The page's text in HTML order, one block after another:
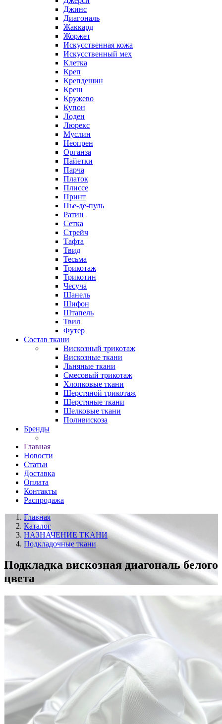
Джинс
Диагональ
Жаккард
Жоржет
Искусственная кожа
Искусственный мех
Клетка
Креп
Крепдешин
Креш
Кружево
Купон
Лоден
Люрекс
Муслин
Неопрен
Органза
Пайетки
Парча
Платок
Плиссе
Принт
Пье-де-пуль
Ратин
Сетка
Стрейч
Тафта
Твид
Тесьма
Трикотаж
Трикотин
Чесуча
Шанель
Шифон
Штапель
Твил
Футер
Состав ткани
Вискозный трикотаж
Вискозные ткани
Льняные ткани
Смесовый трикотаж
Хлопковые ткани
Шерстяной трикотаж
Шерстяные ткани
Шелковые ткани
Поливискоза
Бренды
Главная
Новости
Статьи
Доставка
Оплата
Контакты
Распродажа
Главная
Каталог
НАЗНАЧЕНИЕ ТКАНИ
Подкладочные ткани
Подкладка вискозная диагональ белого
цвета